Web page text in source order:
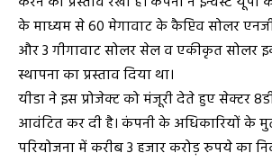
के माध्यम से 60 मेगावाट के कैप्टिव सोलर
और 3 गीगावाट सोलर सेल व एकीकृत सोलर
स्थापना का प्रस्ताव दिया था।
यीडा ने इस प्रोजेक्ट को मंजूरी देते हुए सेक्टर
आवंटित कर दी है। कंपनी के अधिकारियों के
परियोजना में करीब 3 हजार करोड़ रुपये का